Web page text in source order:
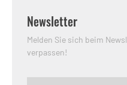
Newsletter
Melden Sie sich beim
verpassen!